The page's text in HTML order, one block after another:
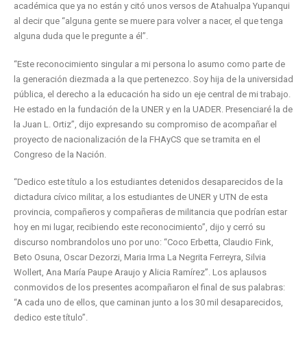
académica que ya no están y citó unos versos de Atahualpa Yupanqui
al decir que “alguna gente se muere para volver a nacer, el que tenga
alguna duda que le pregunte a él”.
“Este reconocimiento singular a mi persona lo asumo como parte de
la generación diezmada a la que pertenezco. Soy hija de la universidad
pública, el derecho a la educación ha sido un eje central de mi trabajo.
He estado en la fundación de la UNER y en la UADER. Presenciaré la de
la Juan L. Ortiz”, dijo expresando su compromiso de acompañar el
proyecto de nacionalización de la FHAyCS que se tramita en el
Congreso de la Nación.
“Dedico este título a los estudiantes detenidos desaparecidos de la
dictadura cívico militar, a los estudiantes de UNER y UTN de esta
provincia, compañeros y compañeras de militancia que podrían estar
hoy en mi lugar, recibiendo este reconocimiento”, dijo y cerró su
discurso nombrandolos uno por uno: “Coco Erbetta, Claudio Fink,
Beto Osuna, Oscar Dezorzi, Maria Irma La Negrita Ferreyra, Silvia
Wollert, Ana María Paupe Araujo y Alicia Ramírez”. Los aplausos
conmovidos de los presentes acompañaron el final de sus palabras:
“A cada uno de ellos, que caminan junto a los 30 mil desaparecidos,
dedico este título”.